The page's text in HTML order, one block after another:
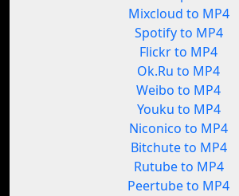
Mixcloud to MP4
Spotify to MP4
Flickr to MP4
Ok.Ru to MP4
Weibo to MP4
Youku to MP4
Niconico to MP4
Bitchute to MP4
Rutube to MP4
Peertube to MP4